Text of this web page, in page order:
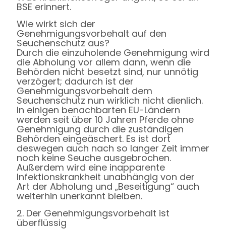
BSE erinnert.
Wie wirkt sich der
Genehmigungsvorbehalt auf den
Seuchenschutz aus?
Durch die einzuholende Genehmigung wird
die Abholung vor allem dann, wenn die
Behörden nicht besetzt sind, nur unnötig
verzögert; dadurch ist der
Genehmigungsvorbehalt dem
Seuchenschutz nun wirklich nicht dienlich.
In einigen benachbarten EU-Ländern
werden seit über 10 Jahren Pferde ohne
Genehmigung durch die zuständigen
Behörden eingeäschert. Es ist dort
deswegen auch nach so langer Zeit immer
noch keine Seuche ausgebrochen.
Außerdem wird eine inapparente
Infektionskrankheit unabhängig von der
Art der Abholung und „Beseitigung“ auch
weiterhin unerkannt bleiben.
2. Der Genehmigungsvorbehalt ist
überflüssig